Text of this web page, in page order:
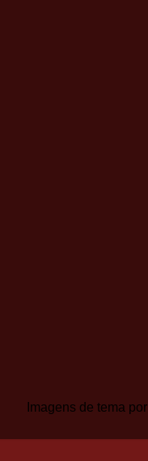
Imagens de tema por